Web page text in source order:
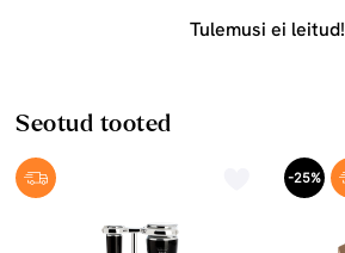
Tulemusi ei leitud!
Seotud tooted
-25%